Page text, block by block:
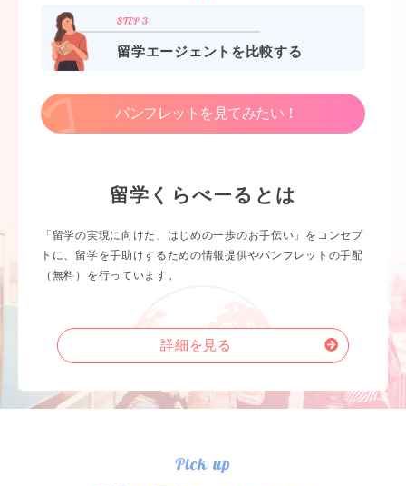
留学エージェントを比較する
パンフレットを見てみたい！
留学くらべーるとは
「留学の実現に向けた、はじめの一歩のお手伝い」をコンセプ
トに、留学を手助けするための情報提供やパンフレットの手配
（無料）を行っています。
詳細を見る
Pick up